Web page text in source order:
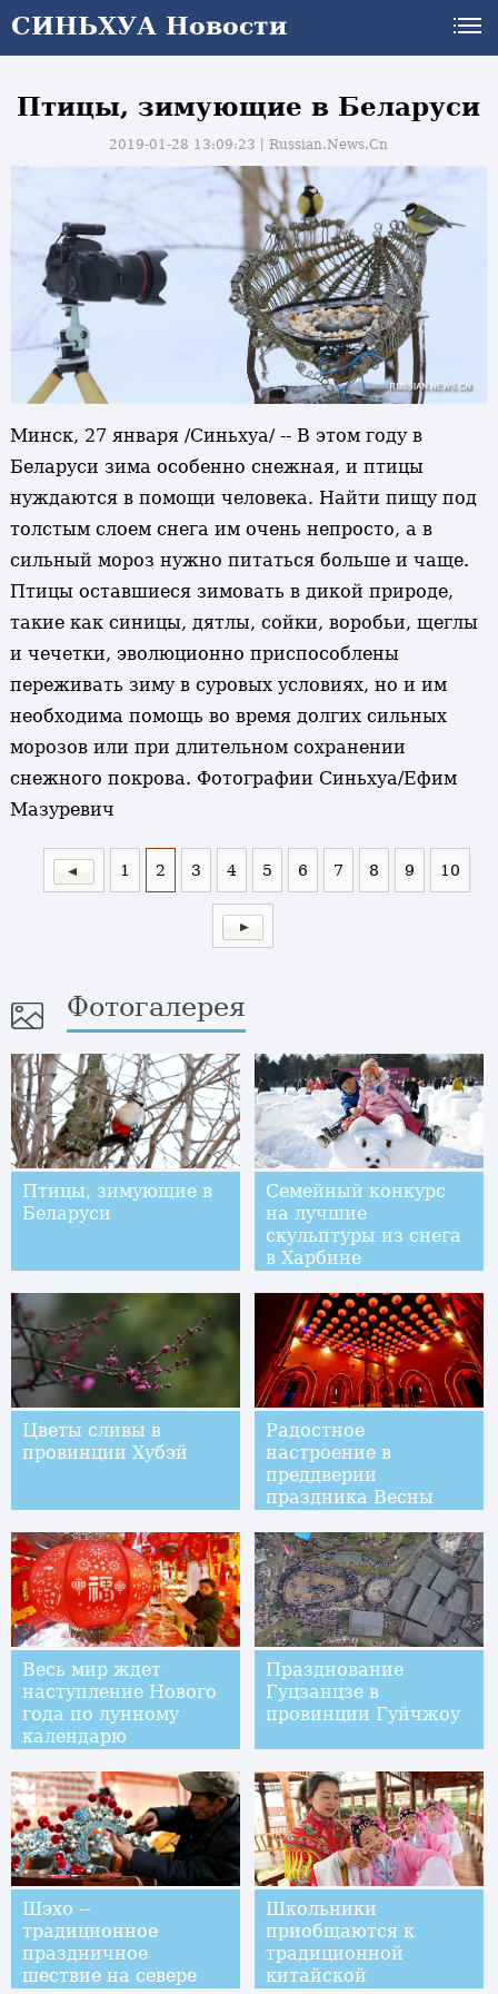
СИНЬХУА Новости
Птицы, зимующие в Беларуси
2019-01-28 13:09:23丨Russian.News.Cn
Минск, 27 января /Синьхуа/ -- В этом году в
Беларуси зима особенно снежная, и птицы
нуждаются в помощи человека. Найти пищу под
толстым слоем снега им очень непросто, а в
сильный мороз нужно питаться больше и чаще.
Птицы оставшиеся зимовать в дикой природе,
такие как синицы, дятлы, сойки, воробьи, щеглы
и чечетки, эволюционно приспособлены
переживать зиму в суровых условиях, но и им
необходима помощь во время долгих сильных
морозов или при длительном сохранении
снежного покрова. Фотографии Синьхуа/Ефим
Мазуревич
1 2 3 4 5 6 7 8 9 10
Фотогалерея
Птицы, зимующие в
Беларуси
Семейный конкурс
на лучшие
скульптуры из снега
в Харбине
Цветы сливы в
провинции Хубэй
Радостное
настроение в
преддверии
праздника Весны
Весь мир ждет
наступление Нового
года по лунному
календарю
Празднование
Гуцзанцзе в
провинции Гуйчжоу
Шэхо --
традиционное
праздничное
шествие на севере
Школьники
приобщаются к
традиционной
китайской